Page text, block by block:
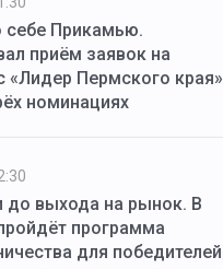
себе Прикамью.
приём заявок на
«Лидер Пермского края»
номинациях
до выхода на рынок. В
программа
для победителей